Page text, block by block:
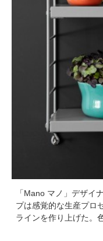
「Mano マノ」デザイ
プは感覚的な生産プロ
ラインを作り上げた。